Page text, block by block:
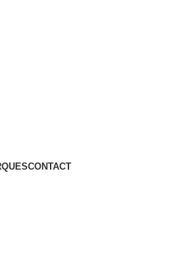
CONTACT